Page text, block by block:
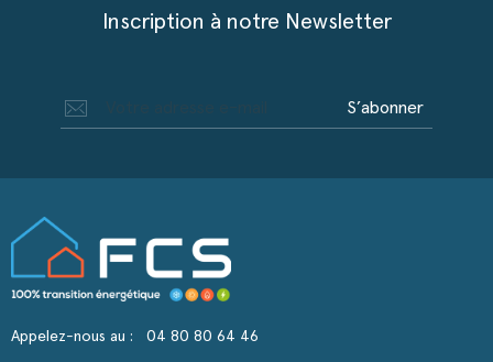
Inscription à notre Newsletter
S’abonner
Appelez-nous au : 04 80 80 64 46